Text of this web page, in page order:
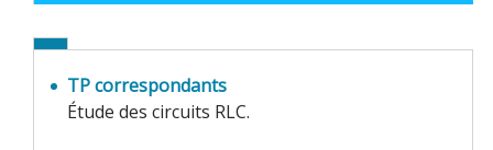
TP correspondants
Étude des circuits RLC.